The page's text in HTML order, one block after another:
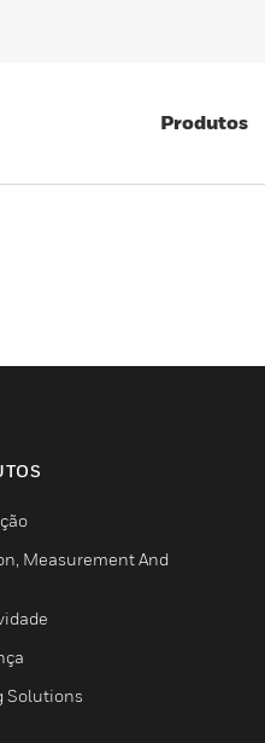
Produtos
Measurement And
Solutions